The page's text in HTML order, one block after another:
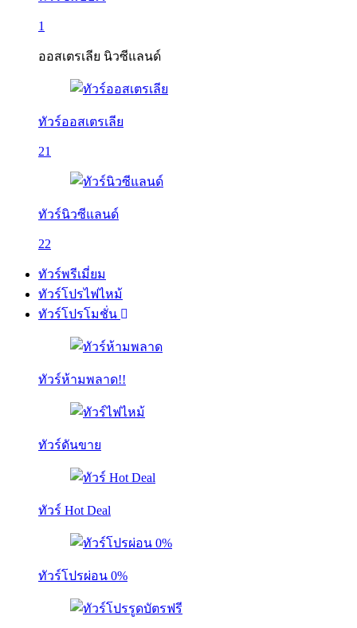
1
ออสเตรเลีย นิวซีแลนด์
ทัวร์ออสเตรเลีย
21
ทัวร์นิวซีแลนด์
22
ทัวร์พรีเมี่ยม
ทัวร์โปรไฟไหม้
ทัวร์โปรโมชั่น
ทัวร์ห้ามพลาด!!
ทัวร์ดันขาย
ทัวร์ Hot Deal
ทัวร์โปรผ่อน 0%